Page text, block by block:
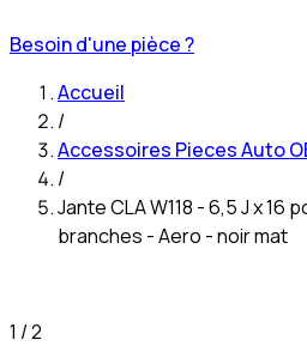
Besoin d'une pièce ?
Accueil
/
Accessoires Pieces Auto
/
Jante CLA W118 - 6,5 J x 16
branches - Aero - noir mat
1 /2